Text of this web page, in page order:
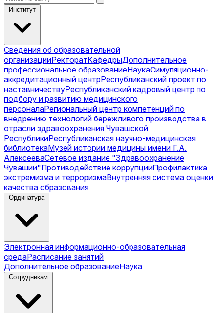
Институт
Сведения об образовательной
организацииРекторатКафедрыДополнительное
профессиональное образованиеНаукаСимуляционно-
аккредитационный центрРеспубликанский проект по
наставничествуРеспубликанский кадровый центр по
подбору и развитию медицинского
персоналаРегиональный центр компетенций по
внедрению технологий бережливого производства в
отрасли здравоохранения Чувашской
РеспубликиРеспубликанская научно-медицинская
библиотекаМузей истории медицины имени Г.А.
АлексееваСетевое издание "Здравоохранение
Чувашии"Противодействие коррупцииПрофилактика
экстремизма и терроризмаВнутренняя система оценки
качества образования
Ординатура
Электронная информационно-образовательная
средаРасписание занятий
Дополнительное образованиеНаука
Сотрудникам